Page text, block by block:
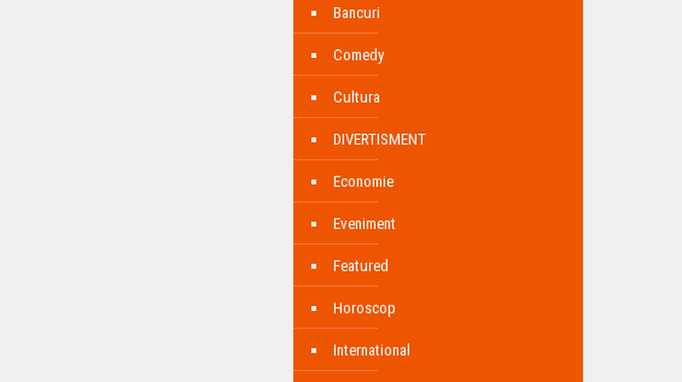
Bancuri
Comedy
Cultura
DIVERTISMENT
Economie
Eveniment
Featured
Horoscop
International